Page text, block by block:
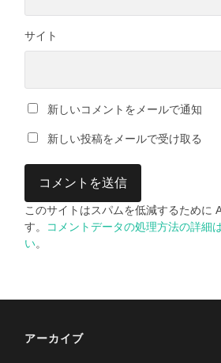
サイト
新しいコメントをメールで通知
新しい投稿をメールで受け取る
このサイトはスパムを低減するために
す。
コメントデータの処理方法の詳細
い。
アーカイブ